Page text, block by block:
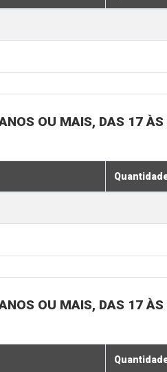
OU MAIS, DAS 17
OU MAIS, DAS 17